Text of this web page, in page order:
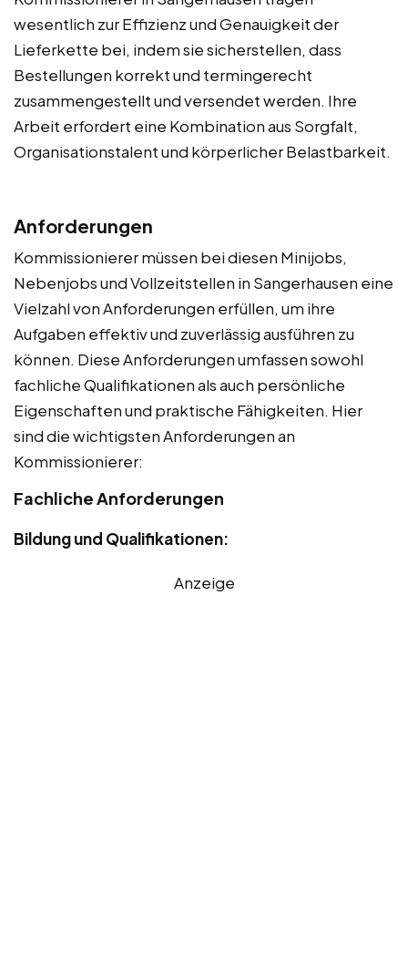
wesentlich zur Effizienz und Genauigkeit der
Lieferkette bei, indem sie sicherstellen, dass
Bestellungen korrekt und termingerecht
zusammengestellt und versendet werden. Ihre
Arbeit erfordert eine Kombination aus Sorgfalt,
Organisationstalent und körperlicher Belastbarkeit.
Anforderungen
Kommissionierer müssen bei diesen Minijobs,
Nebenjobs und Vollzeitstellen in Sangerhausen eine
Vielzahl von Anforderungen erfüllen, um ihre
Aufgaben effektiv und zuverlässig ausführen zu
können. Diese Anforderungen umfassen sowohl
fachliche Qualifikationen als auch persönliche
Eigenschaften und praktische Fähigkeiten. Hier
sind die wichtigsten Anforderungen an
Kommissionierer:
Fachliche Anforderungen
Bildung und Qualifikationen:
Anzeige